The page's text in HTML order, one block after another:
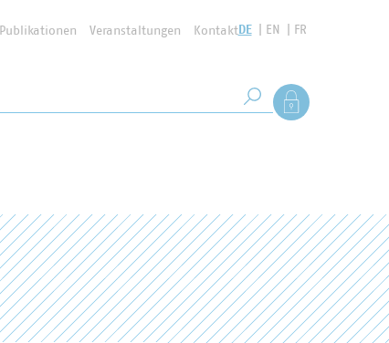
Publikationen Veranstaltungen KontaktDE EN FR
Suche starten
Als Mitglied